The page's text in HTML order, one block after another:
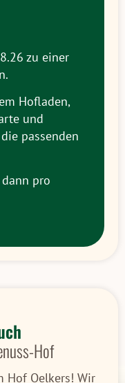
zu einer
Hofladen,
und
passenden
pro
Hof
Hof Oelkers! Wir